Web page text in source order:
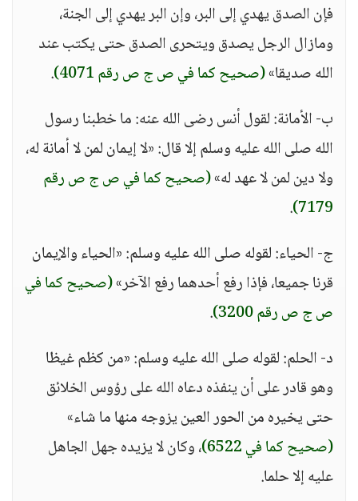
فإن الصدق يهدي إلى البر، وإن البر يهدي إلى الجنة،
ومازال الرجل يصدق ويتحرى الصدق حتى يكتب عند
الله صديقا»(صحيح كما في ص ج ص رقم 4071)
.
ب- الأمانة: لقول أنس رضى الله عنه: ما خطبنا رسول
الله صلى الله عليه وسلم إلا قال: «لا إيمان لمن لا أمانة له،
ولا دين لمن لا عهد له»(صحيح كما في ص ج ص رقم
7179)
.
ج- الحياء: لقوله صلى الله عليه وسلم: «الحياء والإيمان
قرنا جميعا، فإذا رفع أحدهما رفع الآخر»(صحيح كما في
ص ج ص رقم 3200)
.
د- الحلم: لقوله صلى الله عليه وسلم: «من كظم غيظا
وهو قادر على أن ينفذه دعاه الله على رؤوس الخلائق
حتى يخيره من الحور العين يزوجه منها ما شاء»
(صحيح كما في 6522)
، وكان لا يزيده جهل الجاهل
عليه إلا حلما.